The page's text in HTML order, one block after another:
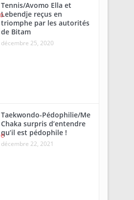
Tennis/Avomo Ella et
Lebendje reçus en
triomphe par les autorités
de Bitam
décembre 25, 2020
Taekwondo-Pédophilie/Me
Chaka surpris d’entendre
qu’il est pédophile !
décembre 22, 2021